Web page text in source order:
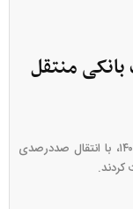
منتقل
نمایندگان مجلس در جریان بررسی لایحه بودجه ۱۴۰۵، با انتقال صددرصدی